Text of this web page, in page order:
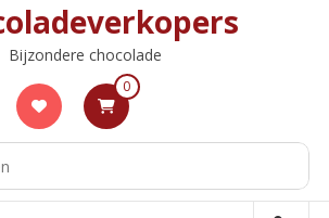
Bijzondere chocolade
0